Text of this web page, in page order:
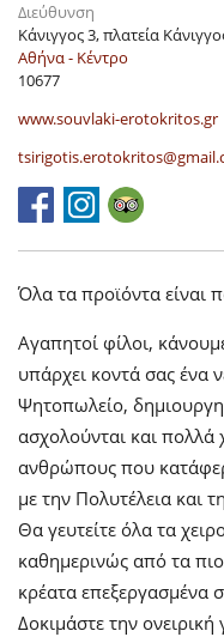
Διεύθυνση
Κάνιγγος 3, πλατεία
Αθήνα - Κέντρο
10677
www.souvlaki-erotokritos.gr
Όλα τα προϊόντα είναι
Αγαπητοί φίλοι,
υπάρχει κοντά σας ένα
Ψητοπωλείο,
ασχολούνται και πολλά
ανθρώπους που
με την Πολυτέλεια και
Θα γευτείτε όλα τα
καθημερινώς από τα
κρέατα επεξεργασμένα
Δοκιμάστε την